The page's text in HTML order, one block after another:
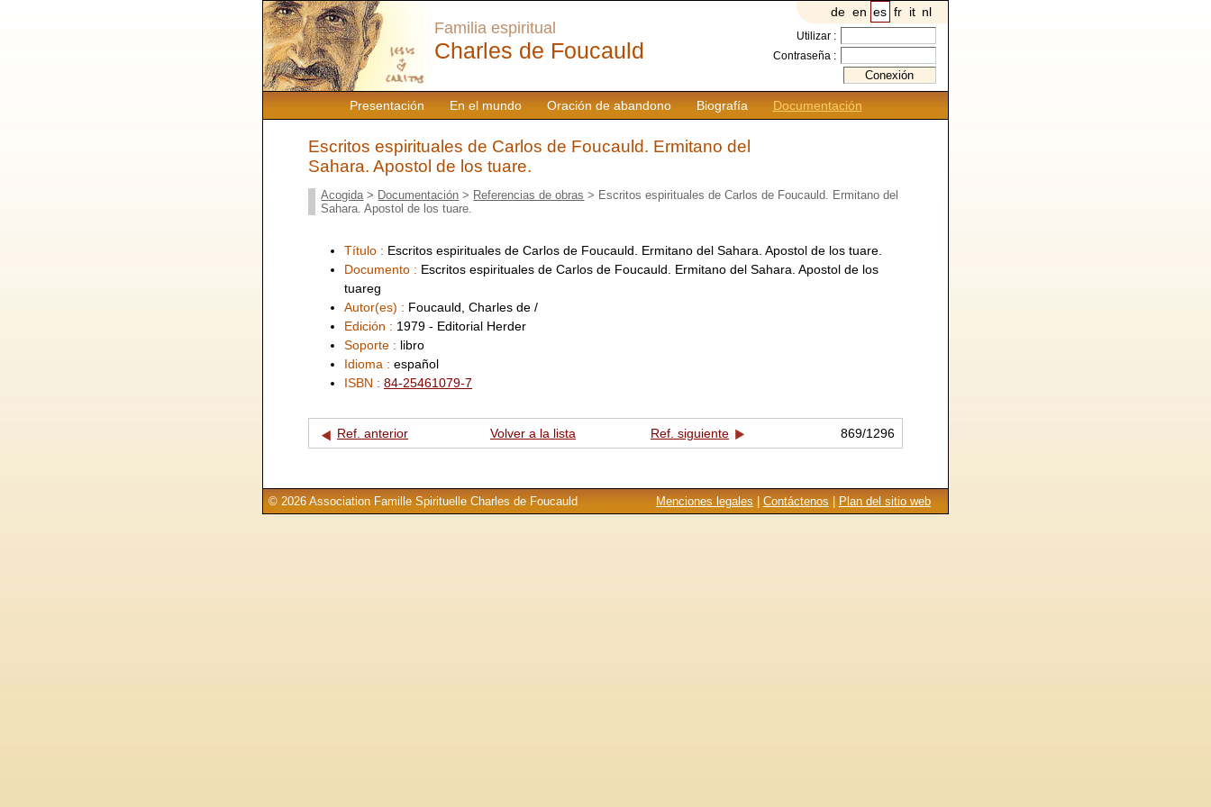
Presentación En el mundo Oración de abandono Biografía Documentación
Familia espiritual
Charles de Foucauld
de en es fr it nl
Utilizar :
Contraseña :
Escritos espirituales de Carlos de Foucauld. Ermitano del
Sahara. Apostol de los tuare.
Acogida > Documentación > Referencias de obras > Escritos espirituales de Carlos de Foucauld. Ermitano del
Sahara. Apostol de los tuare.
Título : Escritos espirituales de Carlos de Foucauld. Ermitano del Sahara. Apostol de los tuare.
Documento : Escritos espirituales de Carlos de Foucauld. Ermitano del Sahara. Apostol de los
tuareg
Autor(es) : Foucauld, Charles de /
Edición : 1979 - Editorial Herder
Soporte : libro
Idioma : español
ISBN : 84-25461079-7
Ref. anterior Volver a la lista Ref. siguiente 869/1296
Menciones legales Contáctenos Plan del sitio web
© 2026 Association Famille Spirituelle Charles de Foucauld